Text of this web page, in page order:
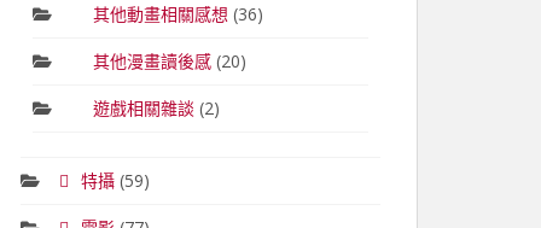
其他動畫相關感想 (36)
其他漫畫讀後感(20)
遊戲相關雜談 (2)
特攝(59)